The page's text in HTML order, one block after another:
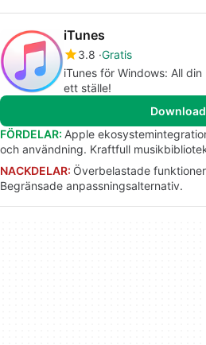
iTunes
3.8 Gratis
iTunes för Windows: All
ett ställe!
Download
FÖRDELAR: Apple
och användning. Kraftfull
NACKDELAR: Överbelastade
Begränsade anpassningsalternativ.